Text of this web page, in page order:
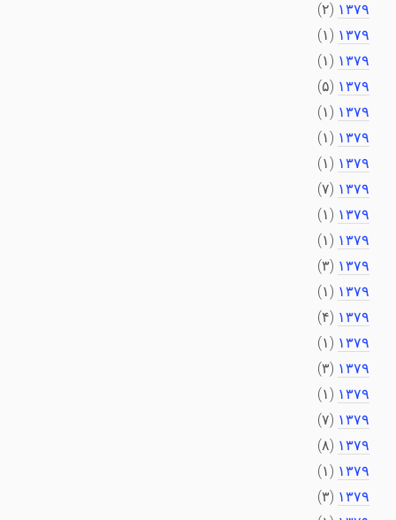
۱۳۷۹ (۲)
۱۳۷۹ (۱)
۱۳۷۹ (۱)
۱۳۷۹ (۵)
۱۳۷۹ (۱)
۱۳۷۹ (۱)
۱۳۷۹ (۱)
۱۳۷۹ (۷)
۱۳۷۹ (۱)
۱۳۷۹ (۱)
۱۳۷۹ (۳)
۱۳۷۹ (۱)
۱۳۷۹ (۴)
۱۳۷۹ (۱)
۱۳۷۹ (۳)
۱۳۷۹ (۱)
۱۳۷۹ (۷)
۱۳۷۹ (۸)
۱۳۷۹ (۱)
۱۳۷۹ (۳)